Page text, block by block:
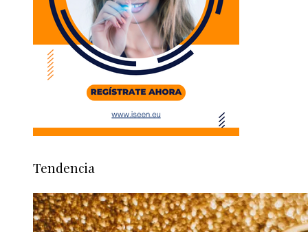
Tendencia